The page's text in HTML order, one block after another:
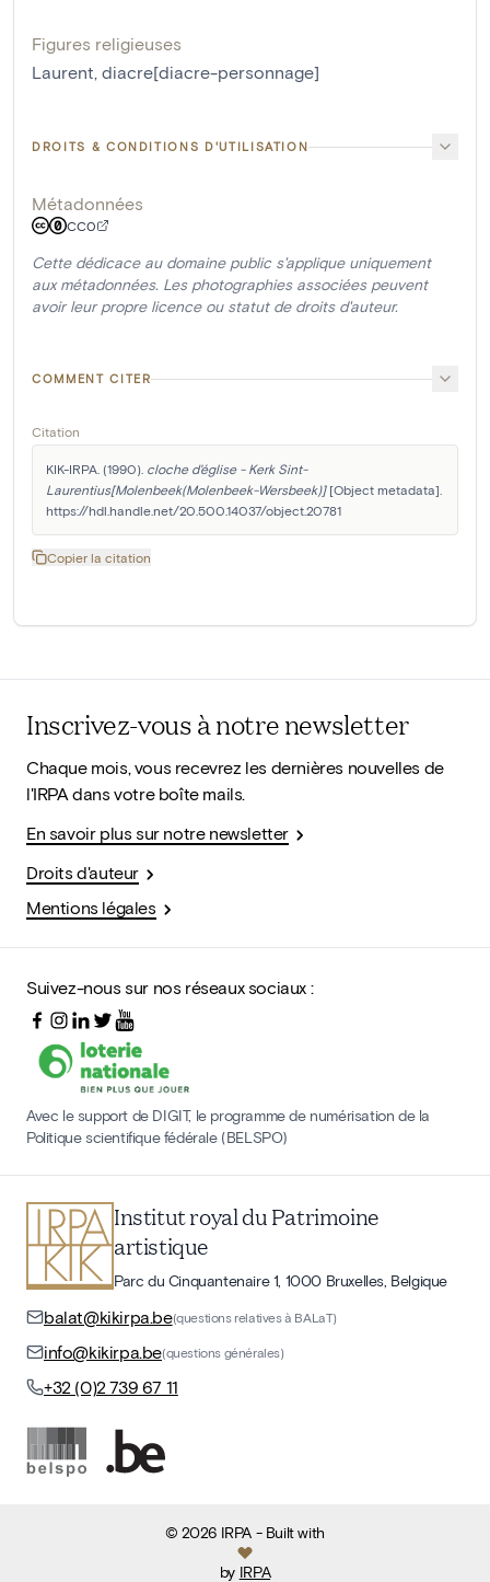
Figures religieuses
Laurent, diacre[diacre-personnage]
DROITS & CONDITIONS D'UTILISATION
Métadonnées
CC0
Cette dédicace au domaine public s'applique uniquement
aux métadonnées. Les photographies associées peuvent
avoir leur propre licence ou statut de droits d'auteur.
COMMENT CITER
Citation
KIK-IRPA. (1990). cloche d'église - Kerk Sint-
Laurentius[Molenbeek(Molenbeek-Wersbeek)] [Object metadata].
https://hdl.handle.net/20.500.14037/object.20781
Copier la citation
Inscrivez-vous à notre newsletter
Chaque mois, vous recevrez les dernières nouvelles de
l'IRPA dans votre boîte mails.
En savoir plus sur notre newsletter
Droits d'auteur
Mentions légales
Suivez-nous sur nos réseaux sociaux :
Avec le support de DIGIT, le programme de numérisation de la
Politique scientifique fédérale (BELSPO)
Institut royal du Patrimoine
artistique
Parc du Cinquantenaire 1, 1000 Bruxelles, Belgique
balat@kikirpa.be(questions relatives à BALaT)
info@kikirpa.be(questions générales)
+32 (0)2 739 67 11
©2026 IRPA- Built with
by IRPA